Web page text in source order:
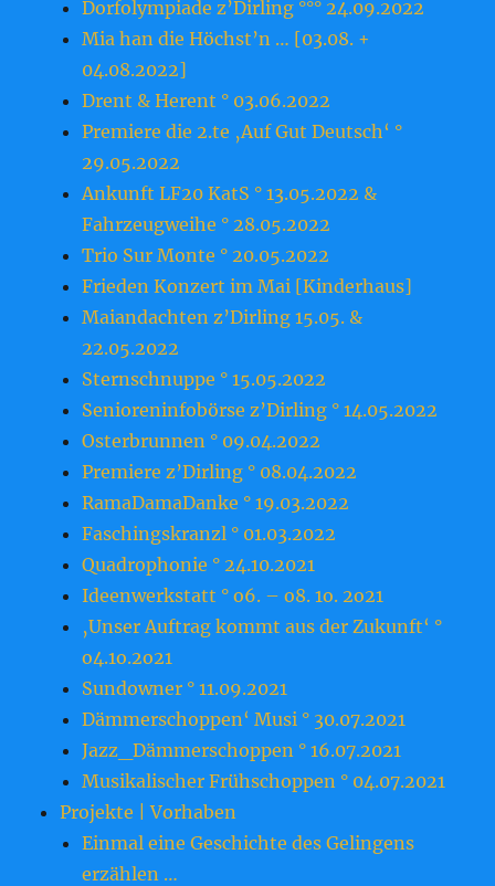
Dorfolympiade z’Dirling °°° 24.09.2022
Mia han die Höchst’n … [03.08. +
04.08.2022]
Drent & Herent ° 03.06.2022
Premiere die 2.te ‚Auf Gut Deutsch‘ °
29.05.2022
Ankunft LF20 KatS ° 13.05.2022 &
Fahrzeugweihe ° 28.05.2022
Trio Sur Monte ° 20.05.2022
Frieden Konzert im Mai [Kinderhaus]
Maiandachten z’Dirling 15.05. &
22.05.2022
Sternschnuppe ° 15.05.2022
Senioreninfobörse z’Dirling ° 14.05.2022
Osterbrunnen ° 09.04.2022
Premiere z’Dirling ° 08.04.2022
RamaDamaDanke ° 19.03.2022
Faschingskranzl ° 01.03.2022
Quadrophonie ° 24.10.2021
Ideenwerkstatt ° o6. – o8. 1o. 2o21
‚Unser Auftrag kommt aus der Zukunft‘ °
o4.1o.2o21
Sundowner ° 11.09.2021
Dämmerschoppen‘ Musi ° 30.07.2021
Jazz_Dämmerschoppen ° 16.07.2021
Musikalischer Frühschoppen ° 04.07.2021
Projekte | Vorhaben
Einmal eine Geschichte des Gelingens
erzählen …